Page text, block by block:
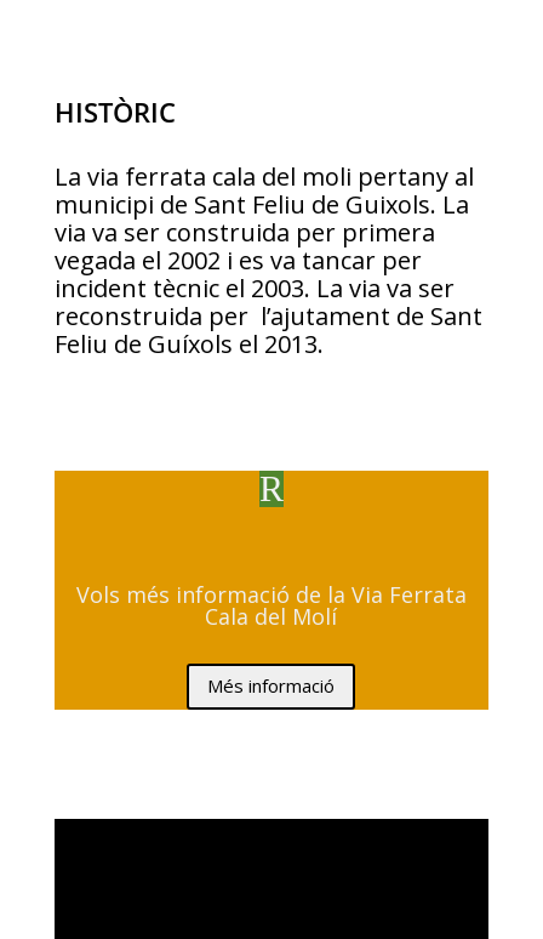
HISTÒRIC
La via ferrata cala del moli pertany al
municipi de Sant Feliu de Guixols. La
via va ser construida per primera
vegada el 2002 i es va tancar per
incident tècnic el 2003. La via va ser
reconstruida per l’ajutament de Sant
Feliu de Guíxols el 2013.
R
Vols més informació de la Via Ferrata
Cala del Molí
Més informació